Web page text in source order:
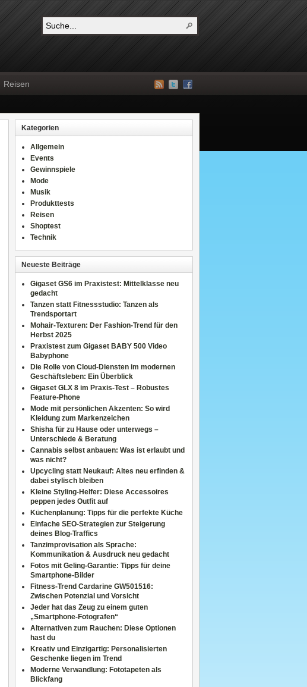
Reisen
Kategorien
Allgemein
Events
Gewinnspiele
Mode
Musik
Produkttests
Reisen
Shoptest
Technik
Neueste Beiträge
Gigaset GS6 im Praxistest: Mittelklasse neu
gedacht
Tanzen statt Fitnessstudio: Tanzen als
Trendsportart
Mohair-Texturen: Der Fashion-Trend für den
Herbst 2025
Praxistest zum Gigaset BABY 500 Video
Babyphone
Die Rolle von Cloud-Diensten im modernen
Geschäftsleben: Ein Überblick
Gigaset GLX 8 im Praxis-Test – Robustes
Feature-Phone
Mode mit persönlichen Akzenten: So wird
Kleidung zum Markenzeichen
Shisha für zu Hause oder unterwegs –
Unterschiede & Beratung
Cannabis selbst anbauen: Was ist erlaubt und
was nicht?
Upcycling statt Neukauf: Altes neu erfinden &
dabei stylisch bleiben
Kleine Styling-Helfer: Diese Accessoires
peppen jedes Outfit auf
Küchenplanung: Tipps für die perfekte Küche
Einfache SEO-Strategien zur Steigerung
deines Blog-Traffics
Tanzimprovisation als Sprache:
Kommunikation & Ausdruck neu gedacht
Fotos mit Geling-Garantie: Tipps für deine
Smartphone-Bilder
Fitness-Trend Cardarine GW501516:
Zwischen Potenzial und Vorsicht
Jeder hat das Zeug zu einem guten
„Smartphone-Fotografen“
Alternativen zum Rauchen: Diese Optionen
hast du
Kreativ und Einzigartig: Personalisierten
Geschenke liegen im Trend
Moderne Verwandlung: Fototapeten als
Blickfang